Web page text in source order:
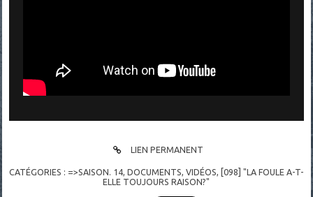
LIEN PERMANENT
CATÉGORIES : =>SAISON. 14, DOCUMENTS, VIDÉOS, [098] "LA FOULE A-T-
ELLE TOUJOURS RAISON?"